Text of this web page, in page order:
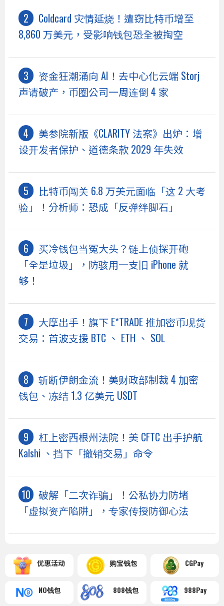
Coldcard 灾情延烧！遭窃比特币增至
8,860 万美元，受影响钱包恐全被掏空
资金狂潮涌向 AI！去中心化云端 Storj
声请破产，币圈公司一周连倒 4 家
美参院新版《CLARITY 法案》出炉：增
设开发者保护、道德条款 2029 年失效
比特币闯关 6.8 万美元面临「这 2 大考
验」！分析师：恐成「反弹绊脚石」
买冷钱包当冤大头？链上侦探开砲
「全是垃圾」，防骇用一支旧 iPhone 就
够！
大摩出手！旗下 E*TRADE 推加密币现货
交易：首波支援 BTC 、 ETH 、 SOL
斩断伊朗金流！美财政部制裁 4 加密
钱包、冻结 1.3 亿美元 USDT
杠上密西根州法院！美 CFTC 出手护航
Kalshi 、挡下「撤销交易」命令
破解「二次诈骗」！公私协力防堵
「虚拟资产陷阱」，专家传授防御心法
优惠活动 购宝钱包 CGPay
NO钱包 808钱包 988Pay